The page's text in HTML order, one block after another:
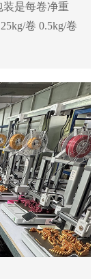
装是每卷净重
卷 0.5kg/卷